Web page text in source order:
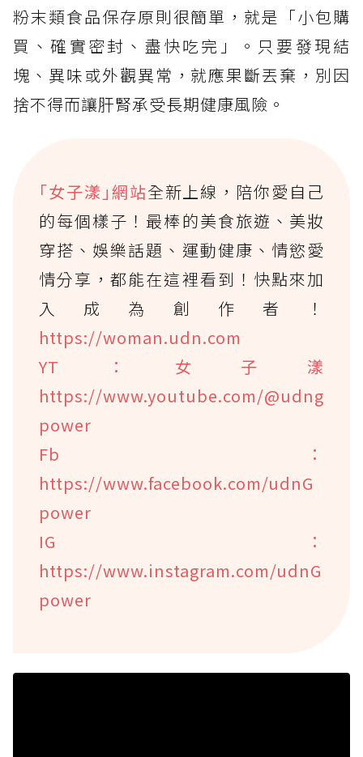
粉末類食品保存原則很簡單，就是「小包購
買、確實密封、盡快吃完」。只要發現結
塊、異味或外觀異常，就應果斷丟棄，別因
捨不得而讓肝腎承受長期健康風險。
｢女子漾｣網站全新上線，陪你愛自己
的每個樣子！最棒的美食旅遊、美妝
穿搭、娛樂話題、運動健康、情慾愛
情分享，都能在這裡看到！快點來加
入成為創作者！
https://woman.udn.com
YT：女子漾
https://www.youtube.com/@udng
power
Fb：
https://www.facebook.com/udnG
power
IG：
https://www.instagram.com/udnG
power